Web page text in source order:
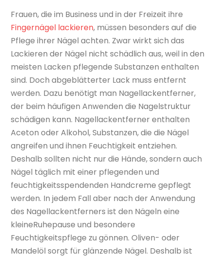
Frauen, die im Business und in der Freizeit ihre
Fingernägel lackieren, müssen besonders auf die
Pflege ihrer Nägel achten. Zwar wirkt sich das
Lackieren der Nägel nicht schädlich aus, weil in den
meisten Lacken pflegende Substanzen enthalten
sind. Doch abgeblätterter Lack muss entfernt
werden. Dazu benötigt man Nagellackentferner,
der beim häufigen Anwenden die Nagelstruktur
schädigen kann. Nagellackentferner enthalten
Aceton oder Alkohol, Substanzen, die die Nägel
angreifen und ihnen Feuchtigkeit entziehen.
Deshalb sollten nicht nur die Hände, sondern auch
Nägel täglich mit einer pflegenden und
feuchtigkeitsspendenden Handcreme gepflegt
werden. In jedem Fall aber nach der Anwendung
des Nagellackentferners ist den Nägeln eine
kleineRuhepause und besondere
Feuchtigkeitspflege zu gönnen. Oliven- oder
Mandelöl sorgt für glänzende Nägel. Deshalb ist